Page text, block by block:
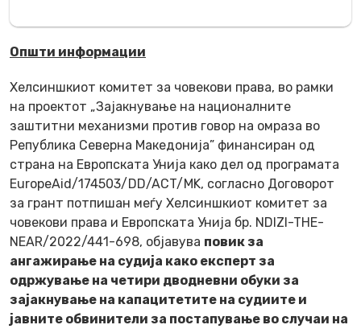
Општи информации
Хелсиншкиот комитет за човекови права, во рамки
на проектот „Зајакнување на националните
заштитни механизми против говор на омраза во
Република Северна Македонија” финансиран од
страна на Европската Унија како дел од програмата
EuropeAid/174503/DD/ACT/MK, согласно Договорот
за грант потпишан меѓу Хелсиншкиот комитет за
човекови права и Европската Унија бр. NDIZI-THE-
NEAR/2022/441-698, oбјавува повик за
ангажирање на судија како експерт за
одржување на четири дводневни обуки за
зајакнување на капацитетите на судиите и
јавните обвинители за постапување во случаи на